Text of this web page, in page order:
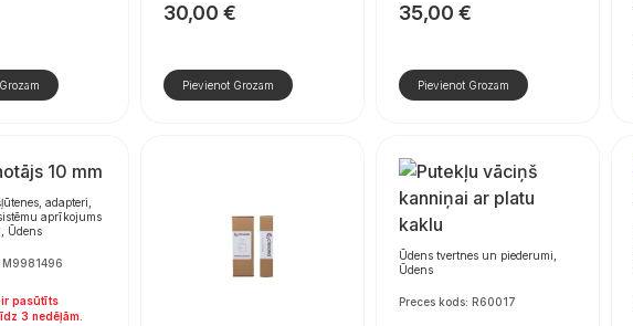
30,00€
Pievienot Grozam
35,00 €
Pievienot Grozam
adapteri,
aprīkojums
Ūdens
M9981496
pasūtīts
3 nedēļām.
Ūdens tvertnes un piederumi,
Ūdens
Preces kods: R60017